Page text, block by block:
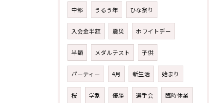
中部 うるう年 ひな祭り
入会金半額 震災 ホワイトデー
半額 メダルテスト 子供
パーティー 4月 新生活 始まり
桜 学割 優勝 選手会 臨時休業